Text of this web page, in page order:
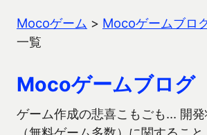
Mocoゲーム > Mocoゲームブロ
一覧
Mocoゲームブログ
ゲーム作成の悲喜こもごも… 開発